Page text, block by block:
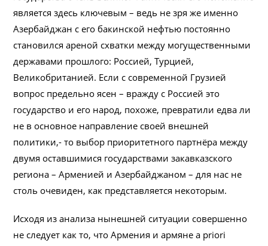
является здесь ключевым – ведь не зря же именно
Азербайджан с его бакинской нефтью постоянно
становился ареной схватки между могущественными
державами прошлого: Россией, Турцией,
Великобританией. Если с современной Грузией
вопрос предельно ясен – вражду с Россией это
государство и его народ, похоже, превратили едва ли
не в основное направление своей внешней
политики,- то выбор приоритетного партнёра между
двумя оставшимися государствами закавказского
региона – Арменией и Азербайджаном – для нас не
столь очевиден, как представляется некоторым.
Исходя из анализа нынешней ситуации совершенно
не следует как то, что Армения и армяне a priori